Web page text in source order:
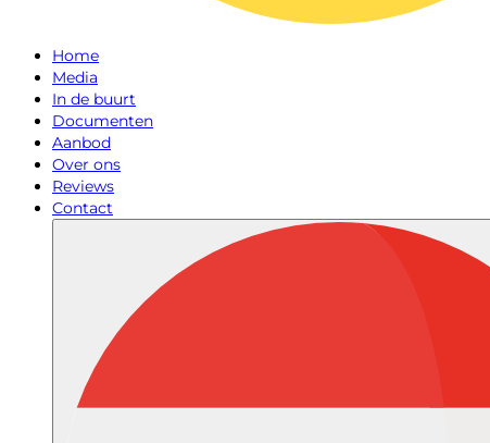
Home
Media
In de buurt
Documenten
Aanbod
Over ons
Reviews
Contact